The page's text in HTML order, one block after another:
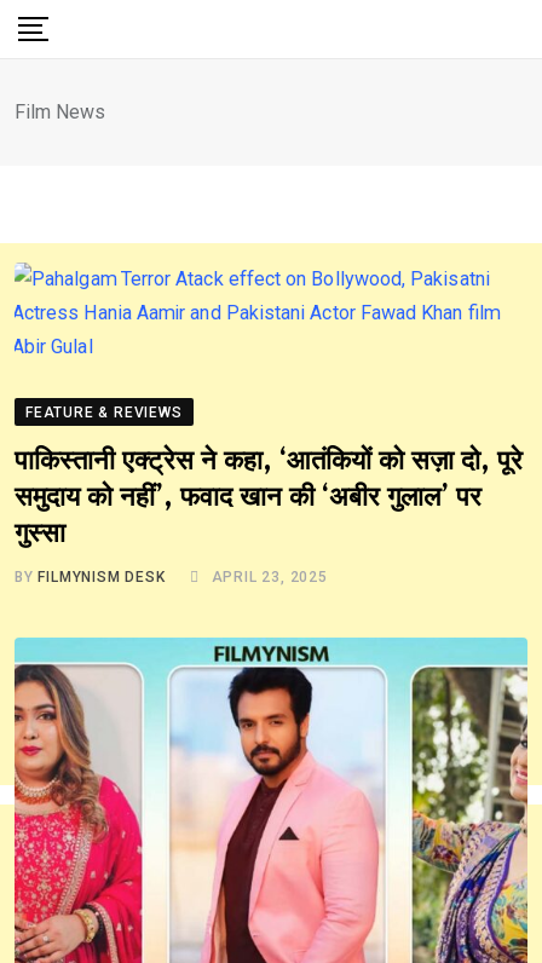
Skip
Film News
FEATURE & REVIEWS
पाकिस्तानी एक्ट्रेस ने कहा, ‘आतंकियों को सज़ा दो, पूरे
समुदाय को नहीं’, फवाद खान की ‘अबीर गुलाल’ पर
गुस्सा
BY FILMYNISM DESK APRIL 23, 2025